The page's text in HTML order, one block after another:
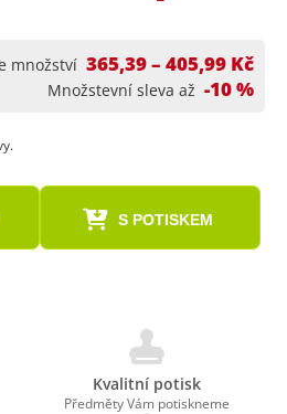
množství 365,39 – 405,99 Kč
Množstevní sleva až -10 %
S POTISKEM
Kvalitní potisk
Předměty Vám potiskneme